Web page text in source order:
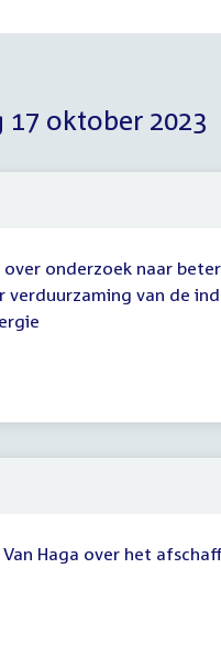
17 oktober 2023
over onderzoek naar
van de
Haga over het